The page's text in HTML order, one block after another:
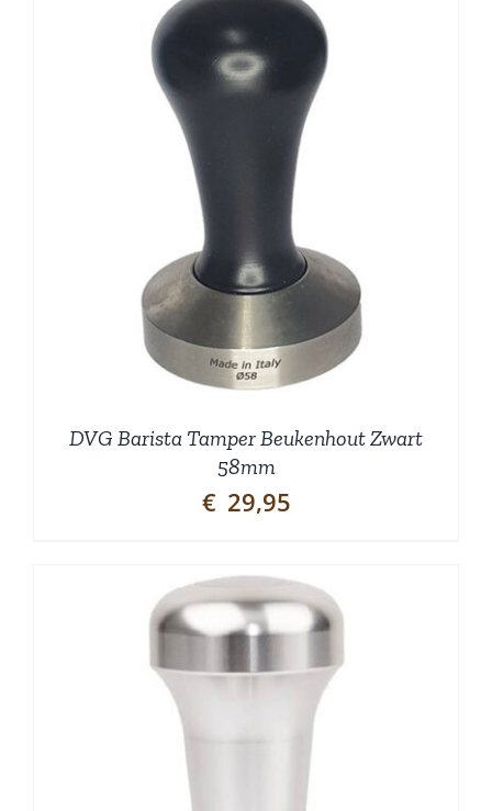
DVG Barista Tamper Beukenhout Zwart
58mm
€ 29,95